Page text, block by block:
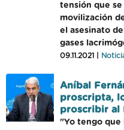
tensión que
movilización
el asesinato
gases
09.11.2021 |
Aníbal
proscripta,
proscribir al
"Yo tengo que